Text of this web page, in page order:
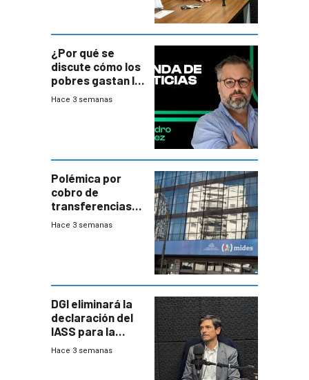
¿Por qué se
discute cómo los
pobres gastan la
plata?
Hace 3 semanas
Polémica por
cobro de
transferencias
del Mides en
Hace 3 semanas
DGI eliminará la
declaración del
IASS para la
mayoría de los
Hace 3 semanas